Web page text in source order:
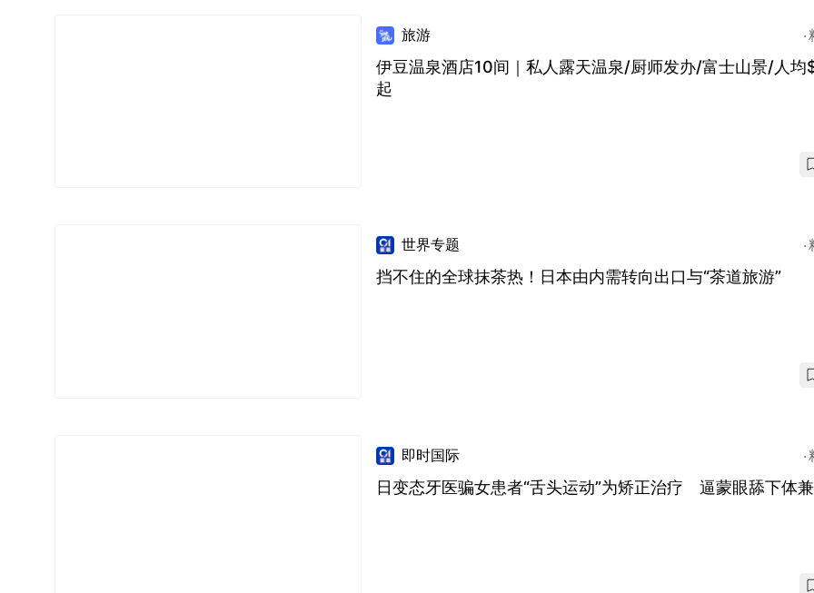
旅游
伊豆温泉酒店10间｜私人露天温泉/厨师发办/富士山景/人
起
世界专题
挡不住的全球抹茶热！日本由内需转向出口与“茶道旅游”
即时国际
日变态牙医骗女患者“舌头运动”为矫正治疗 逼蒙眼舔下体